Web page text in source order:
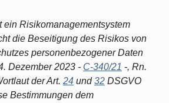
ein Risikomanagementsystem
die Beseitigung des Risikos von
personenbezogener Daten
Dezember 2023 - C-340/21 -, Rn.
der Art. 24 und32 DSGVO
Bestimmungen dem